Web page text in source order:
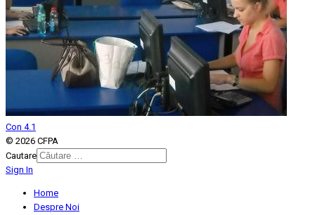
Con 4.1
© 2026 CFPA
Cautare
Sign In
Home
Despre Noi